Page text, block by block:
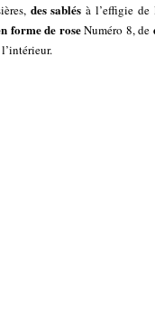
des sablés à l’effigie de
forme de roseNuméro 8, de